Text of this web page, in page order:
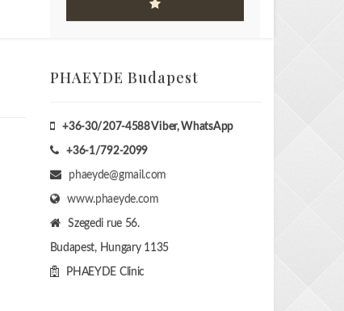
PHAEYDE Budapest
+36-30/207-4588Viber, WhatsApp
+36-1/792-2099
phaeyde@gmail.com
www.phaeyde.com
Szegedi rue 56.
Budapest, Hungary 1135
PHAEYDE Clinic